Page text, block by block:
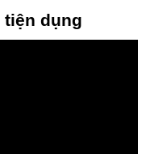
tiện dụng